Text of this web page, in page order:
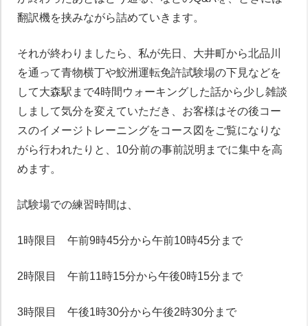
翻訳機を挟みながら詰めていきます。
それが終わりましたら、私が先日、大井町から北品川
を通って青物横丁や鮫洲運転免許試験場の下見などを
して大森駅まで4時間ウォーキングした話から少し雑談
しまして気分を変えていただき、お客様はその後コー
スのイメージトレーニングをコース図をご覧になりな
がら行われたりと、10分前の事前説明までに集中を高
めます。
試験場での練習時間は、
1時限目 午前9時45分から午前10時45分まで
2時限目 午前11時15分から午後0時15分まで
3時限目 午後1時30分から午後2時30分まで